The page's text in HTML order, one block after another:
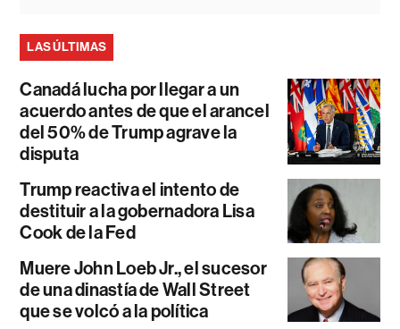
LAS ÚLTIMAS
Canadá lucha por llegar a un
acuerdo antes de que el arancel
del 50% de Trump agrave la
disputa
Trump reactiva el intento de
destituir a la gobernadora Lisa
Cook de la Fed
Muere John Loeb Jr., el sucesor
de una dinastía de Wall Street
que se volcó a la política